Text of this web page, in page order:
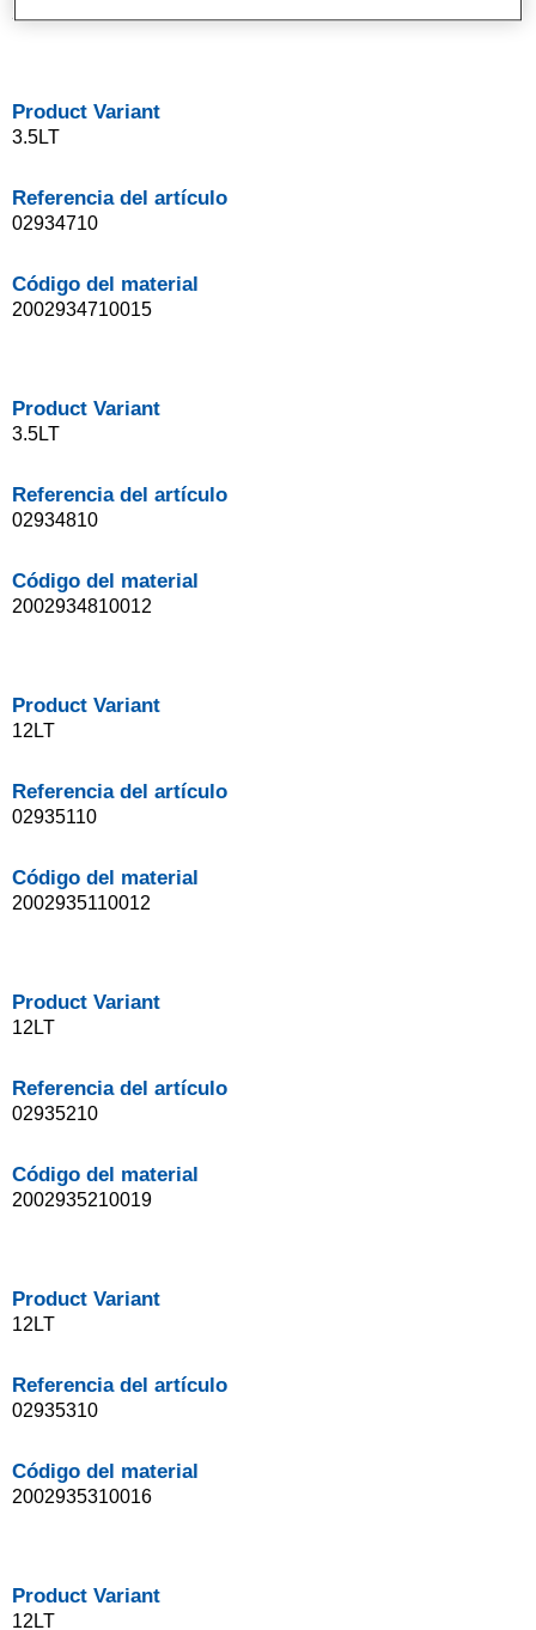
Product Variant
3.5LT
Referencia del artículo
02934710
Código del material
2002934710015
Product Variant
3.5LT
Referencia del artículo
02934810
Código del material
2002934810012
Product Variant
12LT
Referencia del artículo
02935110
Código del material
2002935110012
Product Variant
12LT
Referencia del artículo
02935210
Código del material
2002935210019
Product Variant
12LT
Referencia del artículo
02935310
Código del material
2002935310016
Product Variant
12LT